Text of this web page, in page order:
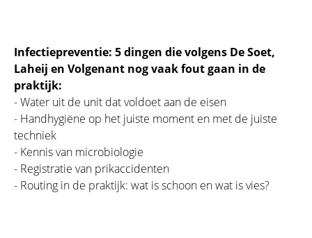
Infectiepreventie: 5 dingen die volgens De Soet,
Laheij en Volgenant nog vaak fout gaan in de
praktijk:
- Water uit de unit dat voldoet aan de eisen
- Handhygiëne op het juiste moment en met de juiste
techniek
- Kennis van microbiologie
- Registratie van prikaccidenten
- Routing in de praktijk: wat is schoon en wat is vies?